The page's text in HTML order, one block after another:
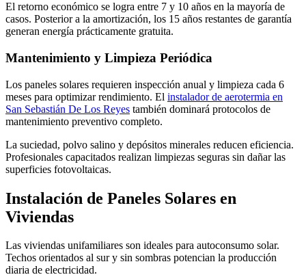
El retorno económico se logra entre 7 y 10 años en la mayoría de
casos. Posterior a la amortización, los 15 años restantes de garantía
generan energía prácticamente gratuita.
Mantenimiento y Limpieza Periódica
Los paneles solares requieren inspección anual y limpieza cada 6
meses para optimizar rendimiento. El instalador de aerotermia en
San Sebastián De Los Reyes también dominará protocolos de
mantenimiento preventivo completo.
La suciedad, polvo salino y depósitos minerales reducen eficiencia.
Profesionales capacitados realizan limpiezas seguras sin dañar las
superficies fotovoltaicas.
Instalación de Paneles Solares en
Viviendas
Las viviendas unifamiliares son ideales para autoconsumo solar.
Techos orientados al sur y sin sombras potencian la producción
diaria de electricidad.